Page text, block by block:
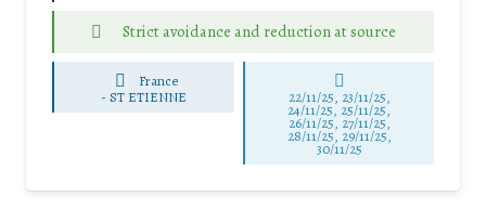
Strict avoidance and reduction at source
France
-ST ETIENNE 22/11/25, 23/11/25,
24/11/25, 25/11/25,
26/11/25, 27/11/25,
28/11/25, 29/11/25,
30/11/25